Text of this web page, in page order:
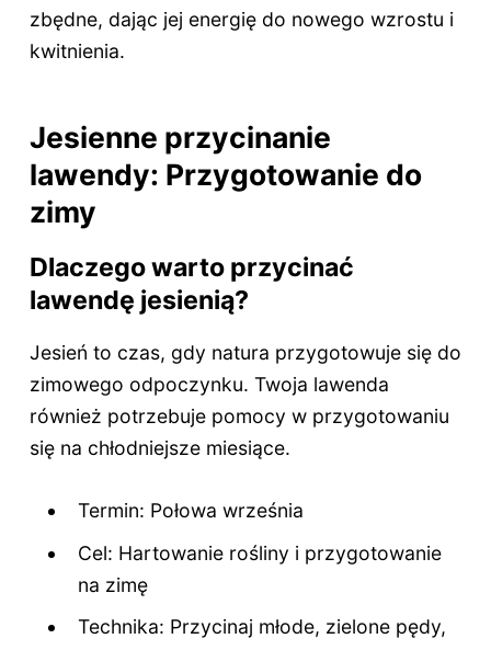
zbędne, dając jej energię do nowego wzrostu i
kwitnienia.
Jesienne przycinanie
lawendy: Przygotowanie do
zimy
Dlaczego warto przycinać
lawendę jesienią?
Jesień to czas, gdy natura przygotowuje się do
zimowego odpoczynku. Twoja lawenda
również potrzebuje pomocy w przygotowaniu
się na chłodniejsze miesiące.
Termin: Połowa września
Cel: Hartowanie rośliny i przygotowanie
na zimę
Technika: Przycinaj młode, zielone pędy,